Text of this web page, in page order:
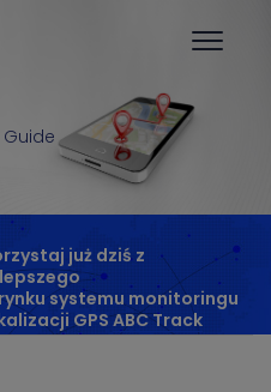
już dziś z
systemu monitoringu
GPSABC Track